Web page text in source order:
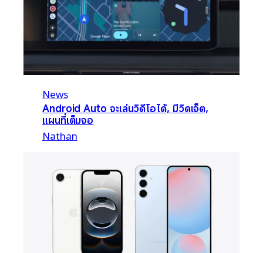
News
Android Auto จะเล่นวิดีโอได้, มีวิดเจ็ต,
แผนที่เต็มจอ
Nathan